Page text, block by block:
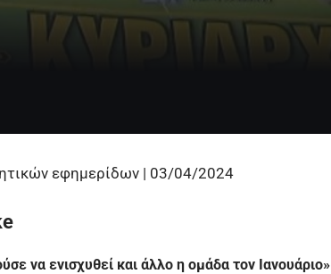
εφημερίδων | 03/04/2024
να ενισχυθεί και άλλο η ομάδα τον Ιανουάριο»